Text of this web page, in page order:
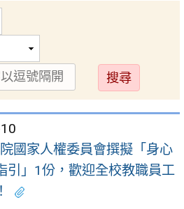
送
出
國家人權委員會撰擬「身心
引」1份，歡迎全校教職員工